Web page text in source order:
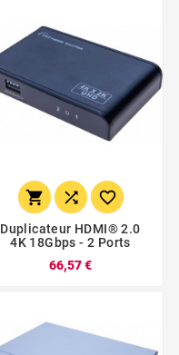
  
Duplicateur HDMI® 2.0
4K 18Gbps - 2 Ports
66,57 €